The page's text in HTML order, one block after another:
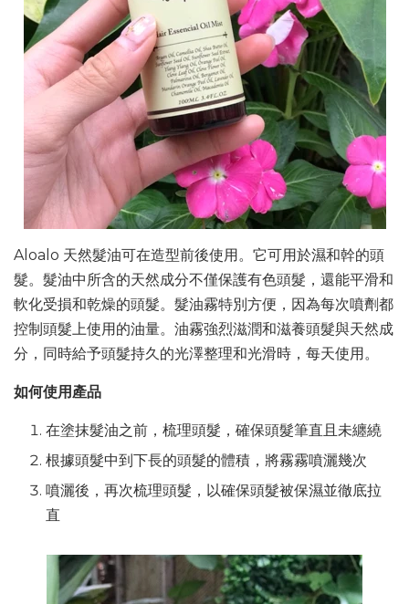
Aloalo 天然髮油可在造型前後使用。它可用於濕和幹的頭
髮。髮油中所含的天然成分不僅保護有色頭髮，還能平滑和
軟化受損和乾燥的頭髮。髮油霧特別方便，因為每次噴劑都
控制頭髮上使用的油量。油霧強烈滋潤和滋養頭髮與天然成
分，同時給予頭髮持久的光澤整理和光滑時，每天使用。
如何使用產品
在塗抹髮油之前，梳理頭髮，確保頭髮筆直且未纏繞
根據頭髮中到下長的頭髮的體積，將霧霧噴灑幾次
噴灑後，再次梳理頭髮，以確保頭髮被保濕並徹底拉
直